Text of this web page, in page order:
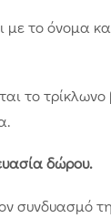
με το όνομα
το
δώρου.
συνδυασμό